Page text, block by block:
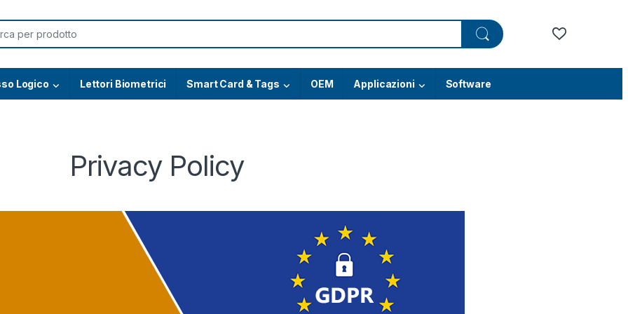
Logico Lettori Biometrici Smart Card & Tags OEM Applicazioni Software
Privacy Policy